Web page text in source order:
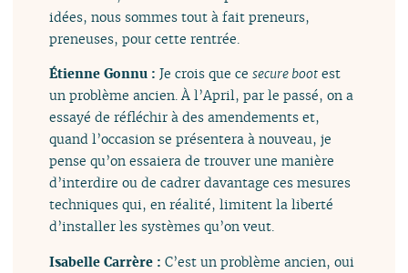
idées, nous sommes tout à fait preneurs,
preneuses, pour cette rentrée.
Étienne Gonnu :Je crois que cesecure boot est
un problème ancien. À l’April, par le passé, on a
essayé de réfléchir à des amendements et,
quand l’occasion se présentera à nouveau, je
pense qu’on essaiera de trouver une manière
d’interdire ou de cadrer davantage ces mesures
techniques qui, en réalité, limitent la liberté
d’installer les systèmes qu’on veut.
Isabelle Carrère :C’est un problème ancien, oui